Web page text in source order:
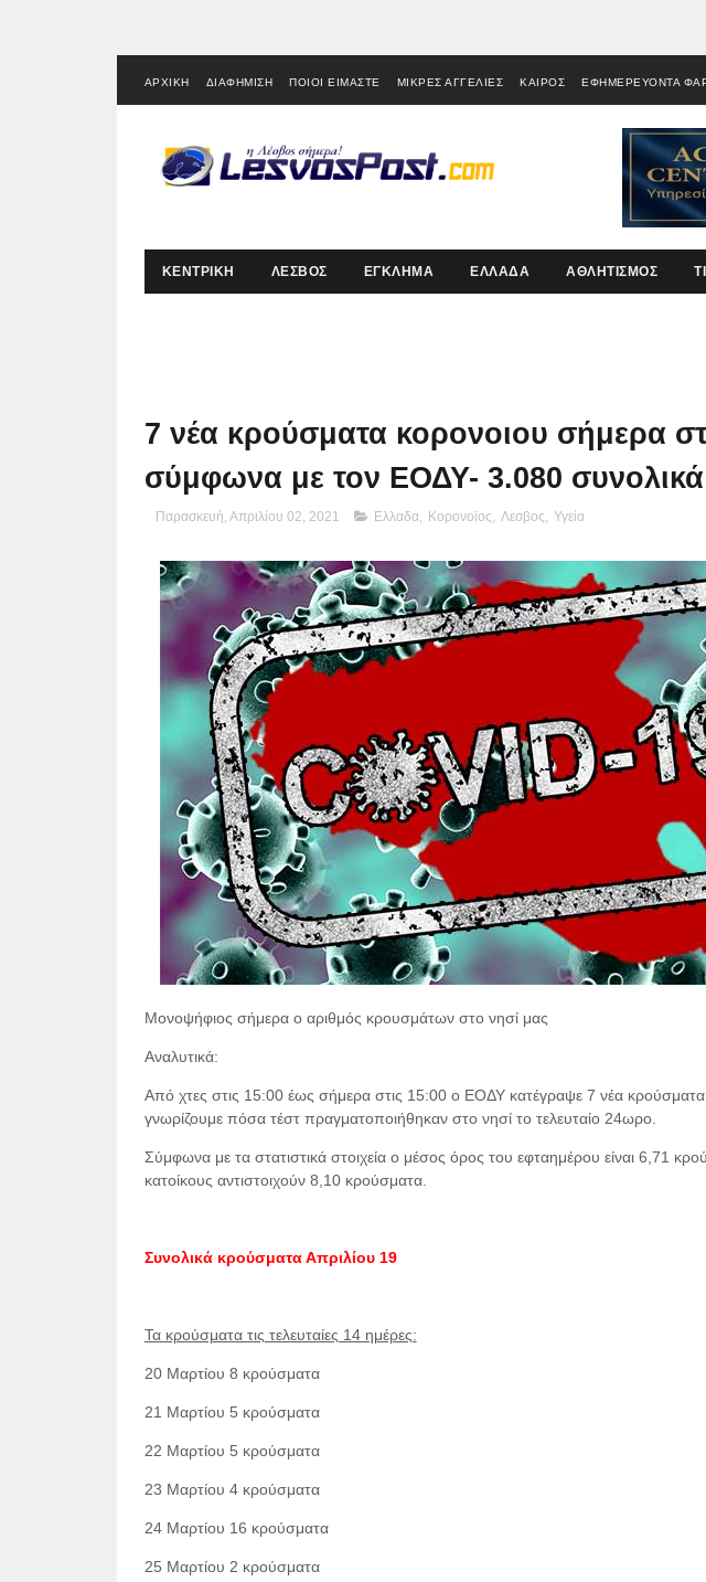
ΑΡΧΙΚΗ ΔΙΑΦΗΜΙΣΗ ΠΟΙΟΙ ΕΙΜΑΣΤΕ ΜΙΚΡΕΣ ΑΓΓΕΛΙΕΣ ΚΑΙΡΟΣ ΕΦΗΜΕΡΕΥΟΝΤΑ
ΚΕΝΤΡΙΚΗ ΛΕΣΒΟΣ ΕΓΚΛΗΜΑ ΕΛΛΑΔΑ ΑΘΛΗΤΙΣΜΟΣ
7 νέα κρούσματα κορονοιου σήμερα
σύμφωνα με τον ΕΟΔΥ- 3.080
Παρασκευή, Απριλίου 02, 2021 Ελλαδα, Κορονοϊος, Λεσβος, Υγεία
Μονοψήφιος σήμερα ο αριθμός κρουσμάτων στο νησί μας
Αναλυτικά:
Από χτες στις 15:00 έως σήμερα στις 15:00 ο ΕΟΔΥ κατέγραψε 7 νέα κρούσματα
γνωρίζουμε πόσα τέστ πραγματοποιήθηκαν στο νησί το τελευταίο 24ωρο.
Σύμφωνα με τα στατιστικά στοιχεία ο μέσος όρος του εφταημέρου είναι 6,71
κατοίκους αντιστοιχούν 8,10 κρούσματα.
Συνολικά κρούσματα Απριλίου 19
Τα κρούσματα τις τελευταίες 14 ημέρες:
20 Μαρτίου 8 κρούσματα
21 Μαρτίου 5 κρούσματα
22 Μαρτίου 5 κρούσματα
23 Μαρτίου 4 κρούσματα
24 Μαρτίου 16 κρούσματα
25 Μαρτίου 2 κρούσματα